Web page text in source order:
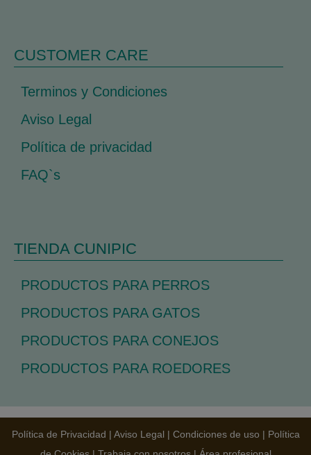
CUSTOMER CARE
Terminos y Condiciones
Aviso Legal
Política de privacidad
FAQ`s
TIENDA CUNIPIC
PRODUCTOS PARA PERROS
PRODUCTOS PARA GATOS
PRODUCTOS PARA CONEJOS
PRODUCTOS PARA ROEDORES
Política de Privacidad | Aviso Legal | Condiciones de uso | Política